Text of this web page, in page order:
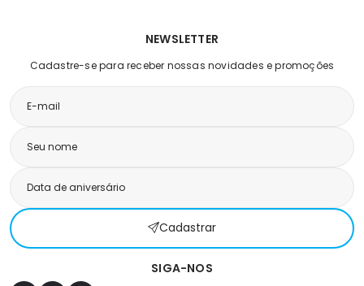
NEWSLETTER
Cadastre-se para receber nossas novidades e promoções
Cadastrar
SIGA-NOS